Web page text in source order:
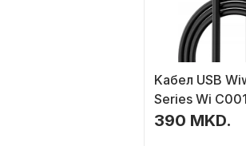
Kабел USB
Series Wi
Lightning,
390 MKD.